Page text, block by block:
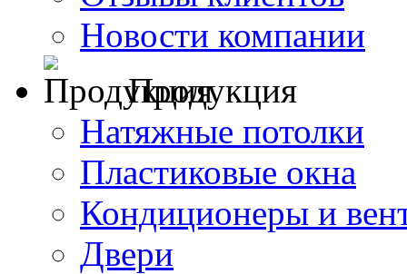
Новости компании
Продукция
Натяжные потолки
Пластиковые окна
Кондиционеры и
Двери